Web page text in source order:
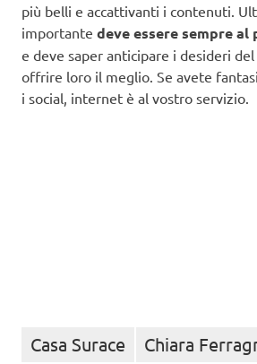
più belli e accattivanti i contenuti.
importante deve essere sempre al
e deve saper anticipare i desideri
offrire loro il meglio. Se avete
i social, internet è al vostro servizio.
Casa Surace
Chiara